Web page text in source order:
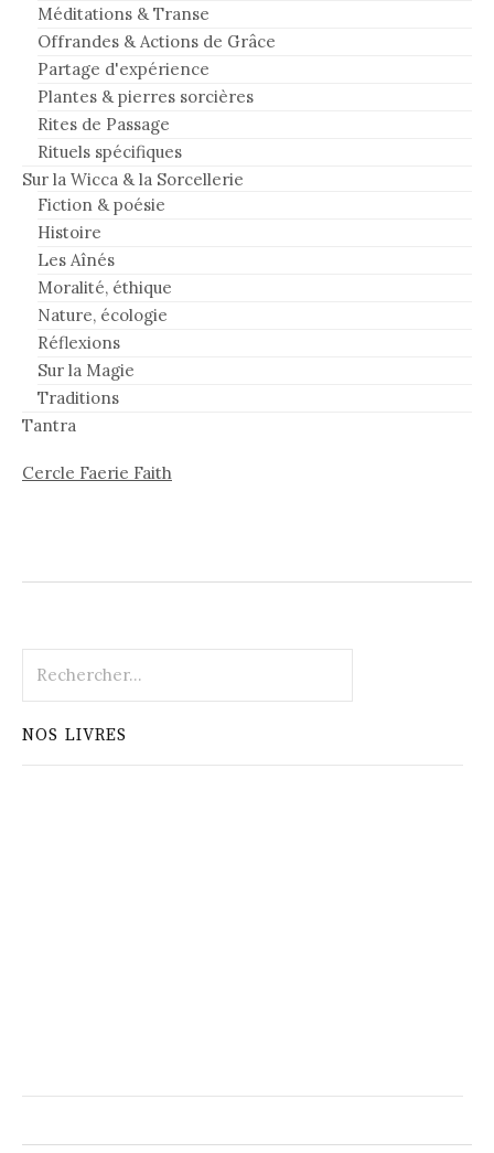
Méditations & Transe
Offrandes & Actions de Grâce
Partage d'expérience
Plantes & pierres sorcières
Rites de Passage
Rituels spécifiques
Sur la Wicca & la Sorcellerie
Fiction & poésie
Histoire
Les Aînés
Moralité, éthique
Nature, écologie
Réflexions
Sur la Magie
Traditions
Tantra
Cercle Faerie Faith
NOS LIVRES